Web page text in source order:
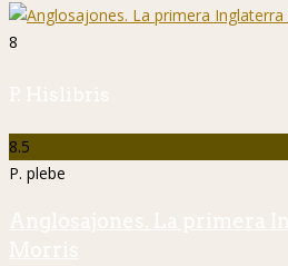
8
P. Hislibris
8.5
P. plebe
Anglosajones. La primera
Morris